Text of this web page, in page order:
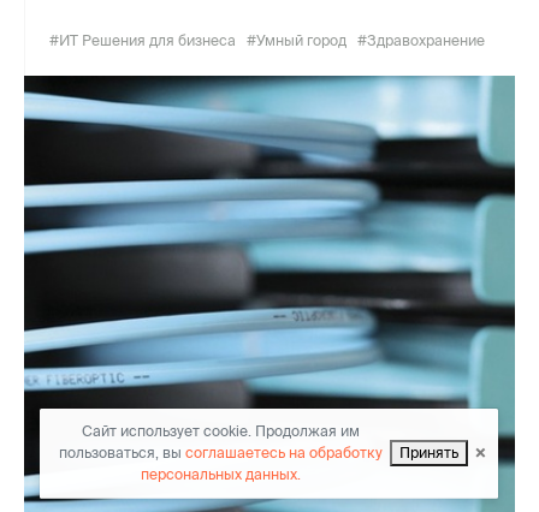
#ИТ Решения для бизнеса #Умный город #Здравохранение
Сайт использует cookie. Продолжая им
пользоваться, высоглашаетесь на обработку
персональных данных.
Принять ×